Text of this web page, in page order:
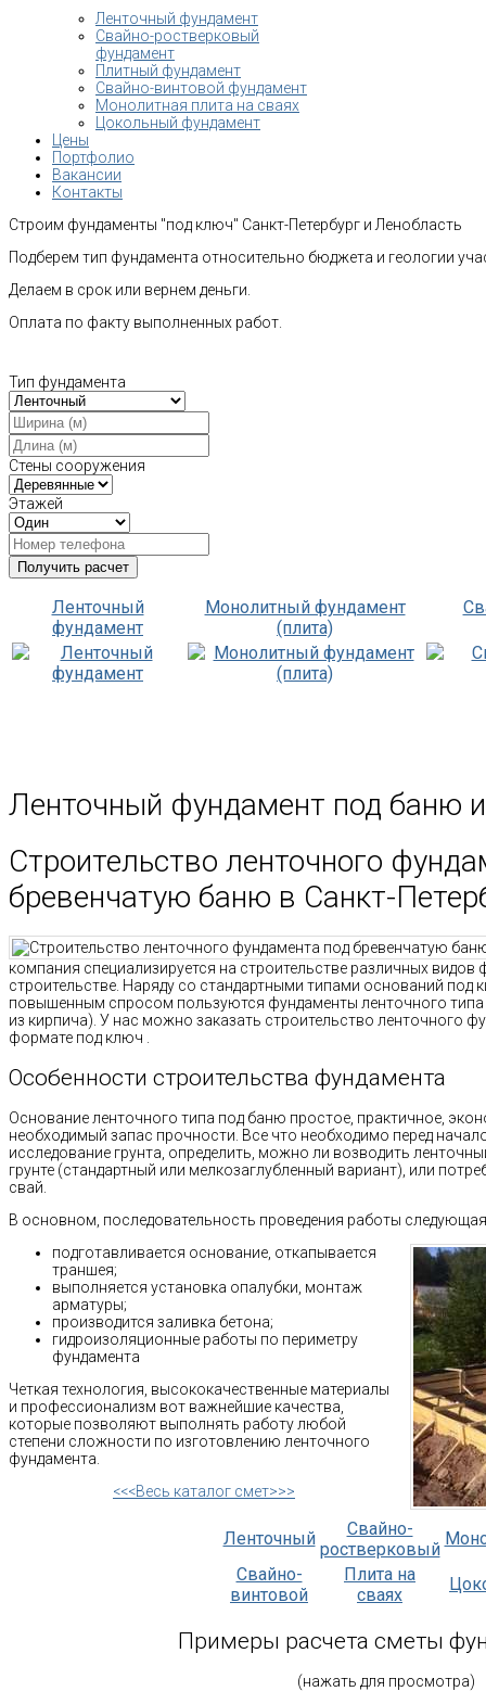
Ленточный фундамент
Свайно-ростверковый
фундамент
Плитный фундамент
Свайно-винтовой фундамент
Монолитная плита на сваях
Цокольный фундамент
Цены
Портфолио
Вакансии
Контакты
Строим фундаменты "под ключ" Санкт-Петербург и Ленобласть
Подберем тип фундамента относительно бюджета и геологии
Делаем в срок или вернем деньги.
Оплата по факту выполненных работ.
Тип фундамента
Стены сооружения
Этажей
Ленточный
фундамент
Монолитный фундамент
(плита)
Ленточный фундамент под баню
Строительство ленточного
бревенчатую баню в Санкт-
компания специализируется на строительстве различных
строительстве. Наряду со стандартными типами оснований под
повышенным спросом пользуются фундаменты ленточного типа
из кирпича). У нас можно заказать строительство ленточного
формате под ключ .
Особенности строительства фундамента
Основание ленточного типа под баню простое, практичное,
необходимый запас прочности. Все что необходимо перед
исследование грунта, определить, можно ли возводить
грунте (стандартный или мелкозаглубленный вариант), или
свай.
В основном, последовательность проведения работы
подготавливается основание, откапывается
траншея;
выполняется установка опалубки, монтаж
арматуры;
производится заливка бетона;
гидроизоляционные работы по периметру
фундамента
Четкая технология, высококачественные материалы
и профессионализм вот важнейшие качества,
которые позволяют выполнять работу любой
степени сложности по изготовлению ленточного
фундамента.
<<<Весь каталог смет>>>
Ленточный
Свайно-
ростверковый
Свайно-
винтовой
Плита на
сваях
Примеры расчета сметы
(нажать для просмотра)